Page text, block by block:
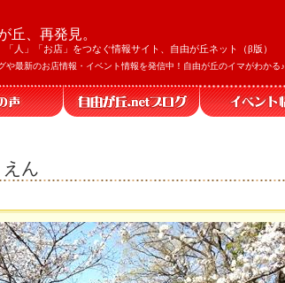
丘、再発見。
「人」「お店」をつなぐ情報サイト、自由が丘ネット（β版）
や最新のお店情報・イベント情報を発信中！自由が丘のイマがわかる♪
ん